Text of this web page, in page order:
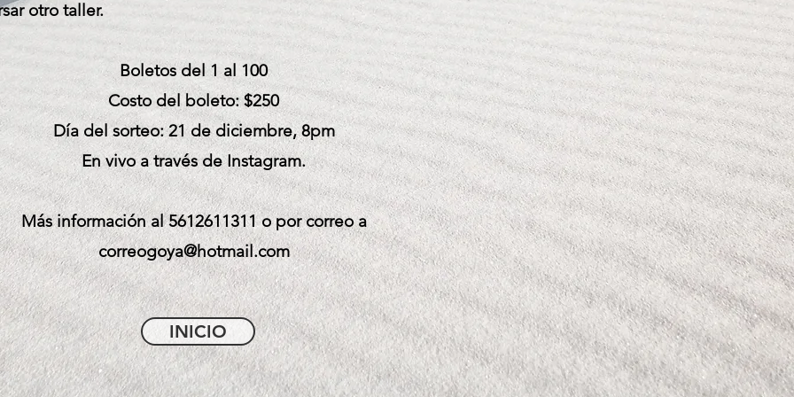
otro taller.
Boletos del 1 al 100​
Costo del boleto: $250
Día del sorteo: 21 de diciembre, 8pm
En vivo a través de Instagram.
Más información al 5612611311 o por correo a
correogoya@hotmail.com
INICIO